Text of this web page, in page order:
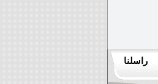
راسلنا